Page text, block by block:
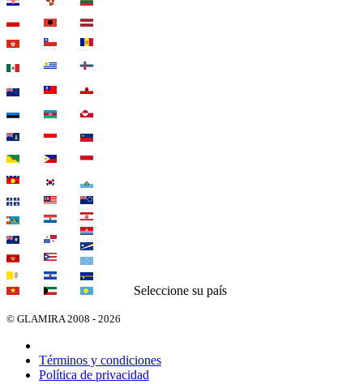
Seleccione su país
© GLAMIRA 2008 - 2026
Términos y condiciones
Política de privacidad